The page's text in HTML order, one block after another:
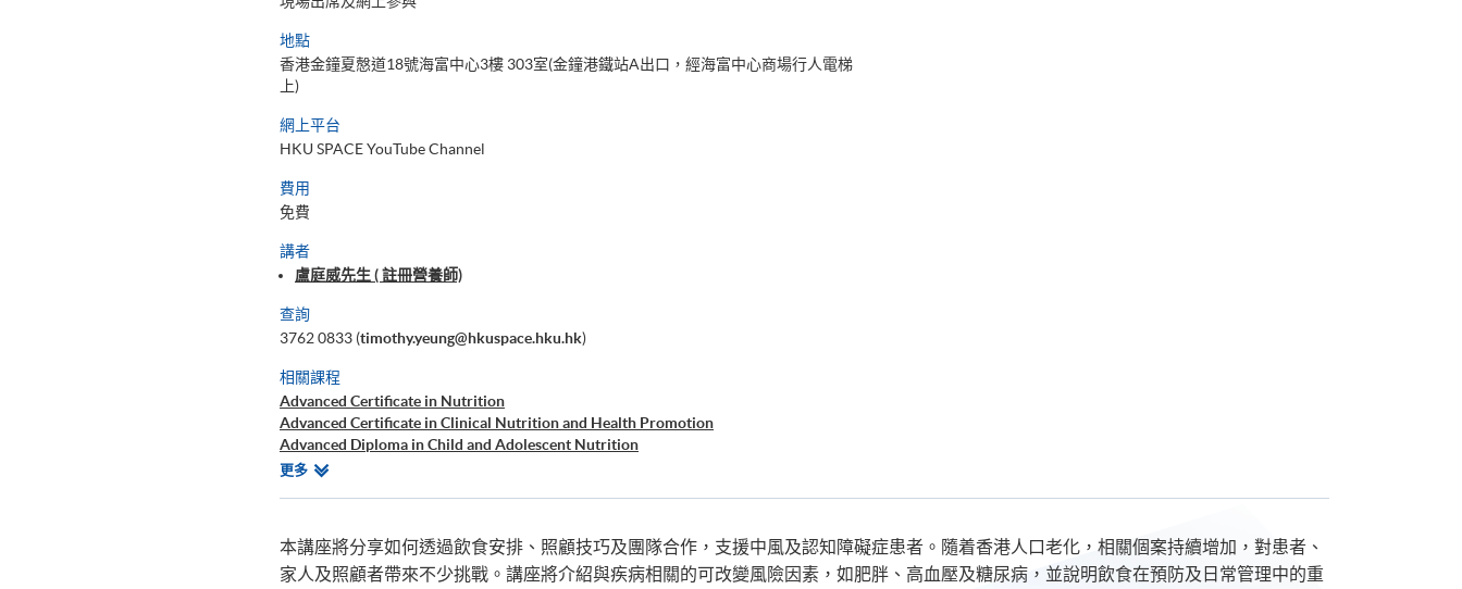
地點
香港金鐘夏慤道18號海富中心3樓 303室(金鐘港鐵站A出口，經海富中心商場行人電梯
上)
網上平台
HKU SPACE YouTube Channel
費用
免費
講者
盧庭威先生 ( 註冊營養師)
查詢
3762 0833 (timothy.yeung@hkuspace.hku.hk)
相關課程
Advanced Certificate in Nutrition
Advanced Certificate in Clinical Nutrition and Health Promotion
Advanced Diploma in Child and Adolescent Nutrition
Bachelor of Science (Honours) Food and Nutrition
更多相
本講座將分享如何透過飲食安排、照顧技巧及團隊合作，支援中風及認知障礙症患者。隨着香港人口老化，相關個案持續增加，對患者、
家人及照顧者帶來不少挑戰。講座將介紹與疾病相關的可改變風險因素，如肥胖、高血壓及糖尿病，並說明飲食在預防及日常管理中的重